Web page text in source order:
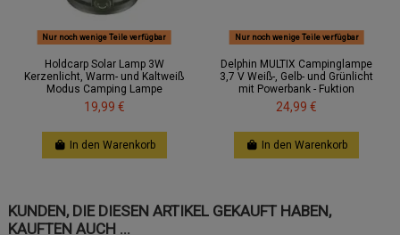
Nur noch wenige Teile verfügbar
Holdcarp Solar Lamp 3W
Kerzenlicht, Warm- und Kaltweiß
Modus Camping Lampe
19,99 €
In den Warenkorb
Nur noch wenige Teile verfügbar
Delphin MULTIX Campinglampe
3,7 V Weiß-, Gelb- und Grünlicht
mit Powerbank - Fuktion
24,99 €
In den Warenkorb
KUNDEN, DIE DIESEN ARTIKEL GEKAUFT HABEN,
KAUFTEN AUCH ...